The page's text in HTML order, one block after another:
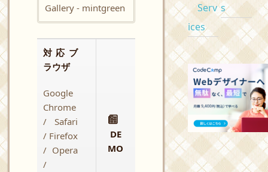
Gallery - mintgreen
対応ブ
ラウザ
Google
Chrome
/ Safari
/ Firefox
/ Opera
/
DE
MO
Serv
ices
s